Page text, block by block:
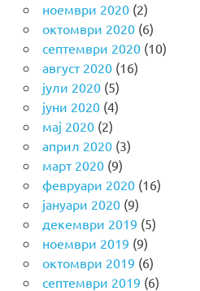
ноември 2020(2)
октомври 2020(6)
септември 2020(10)
август 2020(16)
јули 2020(5)
јуни 2020(4)
мај 2020(2)
април 2020(3)
март 2020(9)
февруари 2020(16)
јануари 2020(9)
декември 2019 (5)
ноември 2019 (9)
октомври 2019 (6)
септември 2019 (6)